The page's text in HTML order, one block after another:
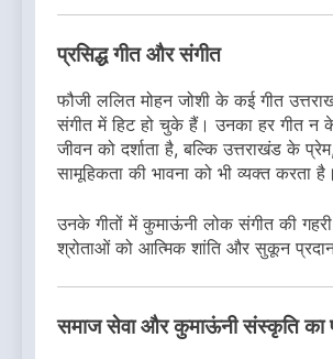
प्रसिद्ध गीत और संगीत
फौजी ललित मोहन जोशी के कई गीत
संगीत में हिट हो चुके हैं। उनका हर गीत न
जीवन को दर्शाता है, बल्कि उत्तराखंड के
सामूहिकता की भावना को भी व्यक्त करता है।
उनके गीतों में कुमाऊंनी लोक संगीत की गहरी
श्रोताओं को आत्मिक शांति और सुकून
समाज सेवा और कुमाऊंनी संस्कृति का